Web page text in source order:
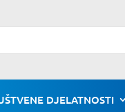
DJELATNOSTI